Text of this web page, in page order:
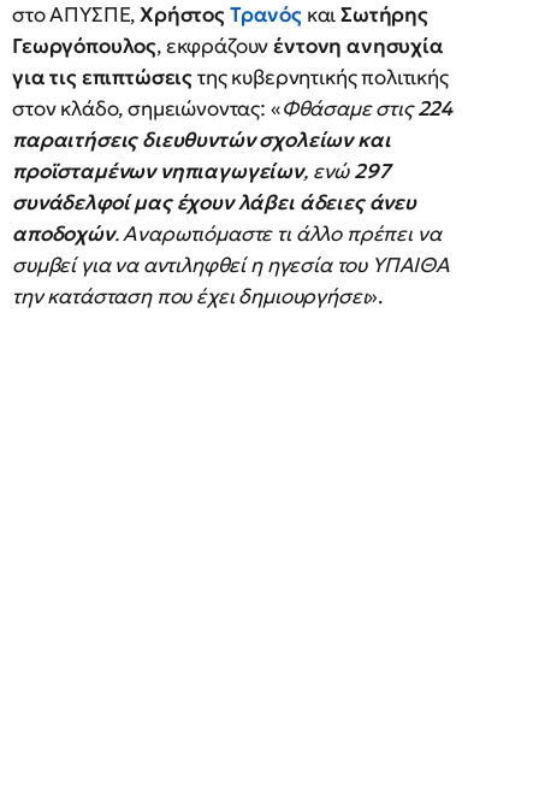
στο ΑΠΥΣΠΕ,ΧρήστοςΤρανόςκαιΣωτήρης
Γεωργόπουλος, εκφράζουνέντονη ανησυχία
για τις επιπτώσειςτης κυβερνητικής πολιτικής
στον κλάδο, σημειώνοντας: «Φθάσαμε στις224
παραιτήσεις διευθυντών σχολείων και
προϊσταμένων νηπιαγωγείων, ενώ297
συνάδελφοί μας έχουν λάβει άδειες άνευ
αποδοχών. Αναρωτιόμαστε τι άλλο πρέπει να
συμβεί για να αντιληφθεί η ηγεσία του ΥΠΑΙΘΑ
την κατάσταση που έχει δημιουργήσει».